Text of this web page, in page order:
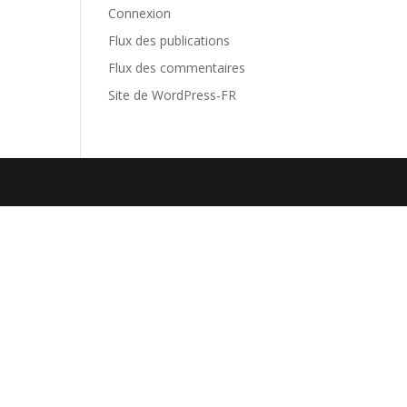
Connexion
Flux des publications
Flux des commentaires
Site de WordPress-FR